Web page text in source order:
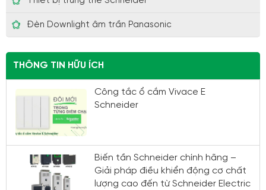
Đèn Downlight âm trần Panasonic
THÔNG TIN HỮU ÍCH
Công tắc ổ cắm Vivace E
Schneider
Biến tần Schneider chính hãng –
Giải pháp điều khiển động cơ chất
lượng cao đến từ Schneider Electric